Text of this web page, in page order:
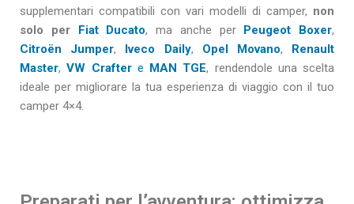
supplementari compatibili con vari modelli di camper, non
solo per Fiat Ducato, ma anche per Peugeot Boxer,
Citroën Jumper, Iveco Daily, Opel Movano, Renault
Master,VW Craftere MAN TGE, rendendole una scelta
ideale per migliorare la tua esperienza di viaggio con il tuo
camper 4×4.